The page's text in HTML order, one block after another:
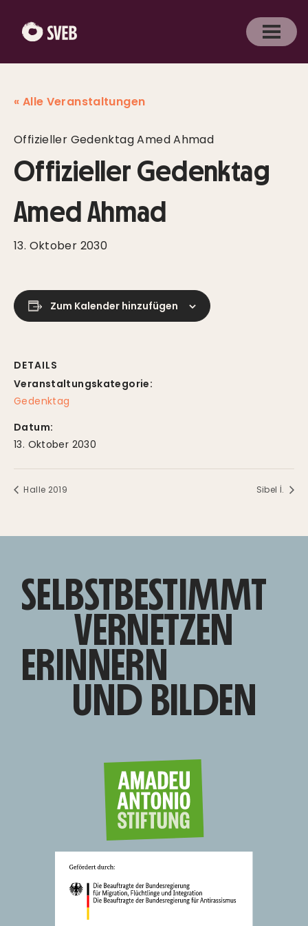
« Alle Veranstaltungen
Offizieller Gedenktag Amed Ahmad
Offizieller Gedenktag
Amed Ahmad
13. Oktober 2030
Zum Kalender hinzufügen
DETAILS
Veranstaltungskategorie:
Gedenktag
Datum:
13. Oktober 2030
Halle 2019 Sibel İ.
SELBSTBESTIMMT
VERNETZEN
ERINNERN
UND BILDEN